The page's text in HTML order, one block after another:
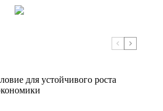
для устойчивого роста